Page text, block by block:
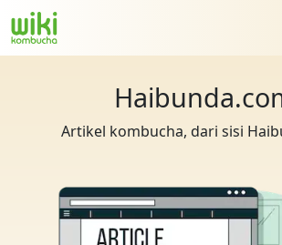
Artikel kombucha, dari sisi